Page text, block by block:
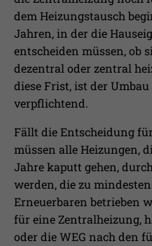
dem Heizungstausch
Jahren, in der die
entscheiden müssen, ob
dezentral oder zentral
diese Frist, ist der
verpflichtend.
Fällt die Entscheidung
müssen alle Heizungen,
Jahre kaputt gehen,
werden, die zu
Erneuerbaren betrieben
für eine Zentralheizung,
oder die WEG nach den